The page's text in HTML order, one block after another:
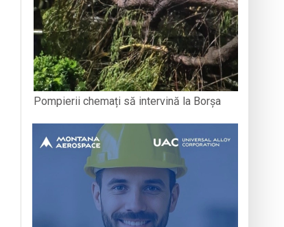
Pompierii chemați să intervină la Borșa